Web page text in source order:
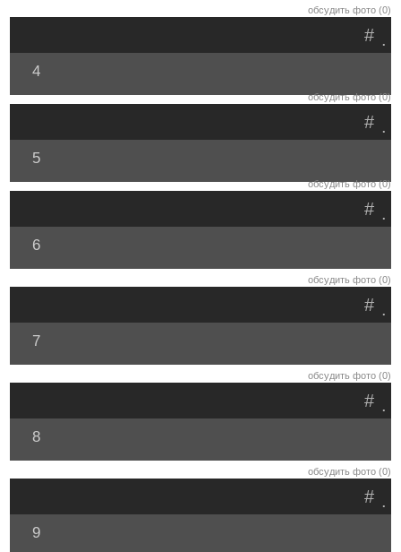
обсудить фото (0)
.
#
4
обсудить фото (0)
.
#
5
обсудить фото (0)
.
#
6
обсудить фото (0)
.
#
7
обсудить фото (0)
.
#
8
обсудить фото (0)
.
#
9